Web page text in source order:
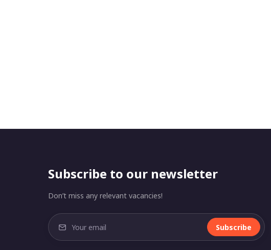
Subscribe to our newsletter
Don’t miss any relevant vacancies!
Subscribe